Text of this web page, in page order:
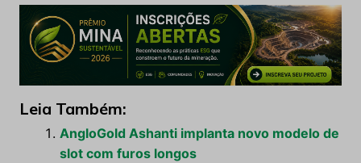
Leia Também:
AngloGold Ashanti implanta novo modelo de
slot com furos longos